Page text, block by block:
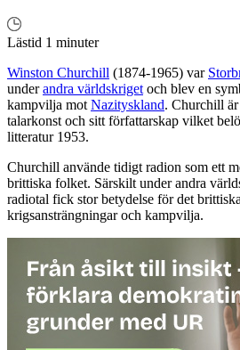
Lästid 1 minuter
Winston Churchill (1874-1965) var
underandra världskriget och blev en
kampvilja mot Nazityskland. Churchill
talarkonst och sitt författarskap vilket
litteratur 1953.
Churchill använde tidigt radion som ett
brittiska folket. Särskilt under andra
radiotal fick stor betydelse för det
krigsansträngningar och kampvilja.